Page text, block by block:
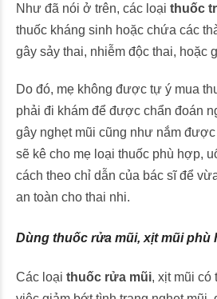
Như đã nói ở trên, các loại thuốc
thuốc kháng sinh hoặc chứa các
gây sảy thai, nhiễm độc thai, hoặc
Do đó, mẹ không được tự ý mua
phải đi khám để được chẩn đoán
gây nghẹt mũi cũng như nắm
sẽ kê cho mẹ loại thuốc phù hợp,
cách theo chỉ dẫn của bác sĩ để
an toàn cho thai nhi.
Dùng thuốc rửa mũi, xịt mũi phù
Các loại thuốc rửa mũi, xịt mũi có